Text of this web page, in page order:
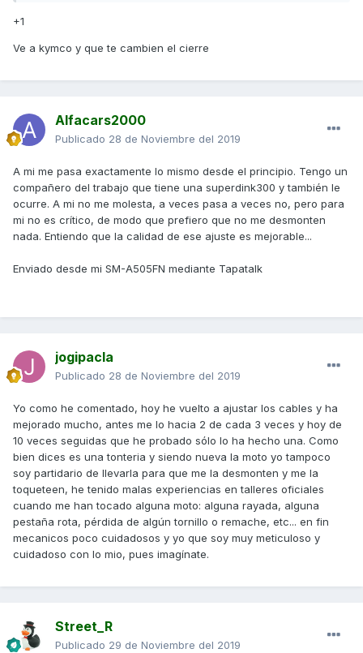
+1
Ve a kymco y que te cambien el cierre
Alfacars2000
Publicado 28 de Noviembre del 2019
A mi me pasa exactamente lo mismo desde el principio. Tengo un
compañero del trabajo que tiene una superdink300 y también le
ocurre. A mi no me molesta, a veces pasa a veces no, pero para
mi no es crítico, de modo que prefiero que no me desmonten
nada. Entiendo que la calidad de ese ajuste es mejorable...
Enviado desde mi SM-A505FN mediante Tapatalk
jogipacla
Publicado 28 de Noviembre del 2019
Yo como he comentado, hoy he vuelto a ajustar los cables y ha
mejorado mucho, antes me lo hacia 2 de cada 3 veces y hoy de
10 veces seguidas que he probado sólo lo ha hecho una. Como
bien dices es una tonteria y siendo nueva la moto yo tampoco
soy partidario de llevarla para que me la desmonten y me la
toqueteen, he tenido malas experiencias en talleres oficiales
cuando me han tocado alguna moto: alguna rayada, alguna
pestaña rota, pérdida de algún tornillo o remache, etc... en fin
mecanicos poco cuidadosos y yo que soy muy meticuloso y
cuidadoso con lo mio, pues imagínate.
Street_R
Publicado 29 de Noviembre del 2019